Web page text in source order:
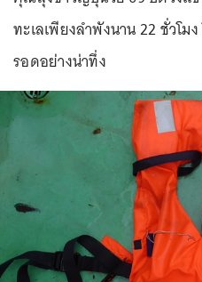
ทะเลเพียงลำพังนาน 22 ชั่วโม
รอดอย่างน่าทึ่ง